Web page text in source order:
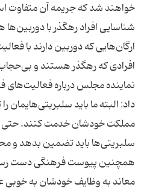
خواهند شد که جریمه آن متفاوت
شناسایی افراد رهگذر با
ارگان‌هایی که دوربین دارند با
افرادی که رهگذر هستند و
نماینده مجلس درباره
داد: البته ما باید سلبریتی‌هایمان
مملکت خودشان خدمت کنند. حتی
سلبریتی‌ها باید تضمین بدهد و
همچنین پیوست فرهنگی دست
معاند به وظایف خودشان به خوبی